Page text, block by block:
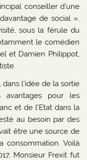
conseiller d’une
de social ».
sous la férule du
le comédien
et Damien Philippot,
l’idée de la sortie
avantages pour les
et de l’Etat dans la
au besoin par des
être une source de
consommation. Voilà
Monsieur Frexit fut